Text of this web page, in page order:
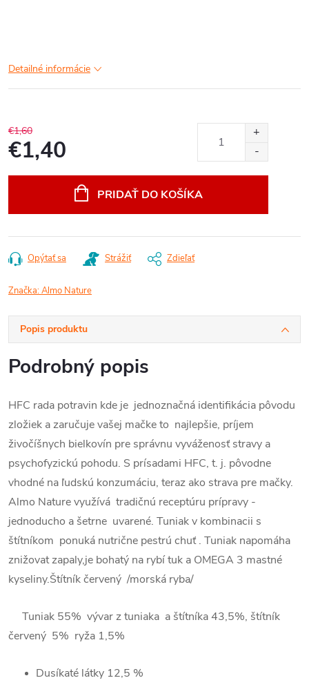
Detailné informácie
€1,60
€1,40
PRIDAŤ DO KOŠÍKA
Opýtať sa Strážiť Zdieľať
Značka:Almo Nature
Popis produktu
Podrobný popis
HFC rada potravin kde je jednoznačná identifikácia pôvodu
zložiek a zaručuje vašej mačke to najlepšie, príjem
živočíšnych bielkovín pre správnu vyváženosť stravy a
psychofyzickú pohodu. S prísadami HFC, t. j. pôvodne
vhodné na ľudskú konzumáciu, teraz ako strava pre mačky.
Almo Nature využívá tradičnú receptúru prípravy -
jednoducho a šetrne uvarené. Tuniak v kombinacii s
štítníkom ponuká nutrične pestrú chuť . Tuniak napomáha
znižovat zapaly,je bohatý na rybí tuk a OMEGA 3 mastné
kyseliny.Štítník červený /morská ryba/
Tuniak 55% vývar z tuniaka a štítníka 43,5%, štítník
červený 5% ryža 1,5%
Dusíkaté látky 12,5 %